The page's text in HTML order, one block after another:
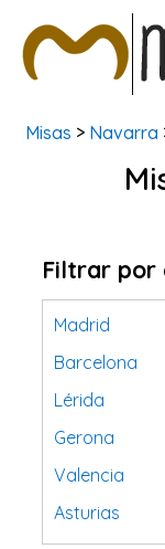
BUSCAR MISAS
Misas > Navarra
Filtrar por
Madrid
Barcelona
Lérida
Gerona
Valencia
Asturias